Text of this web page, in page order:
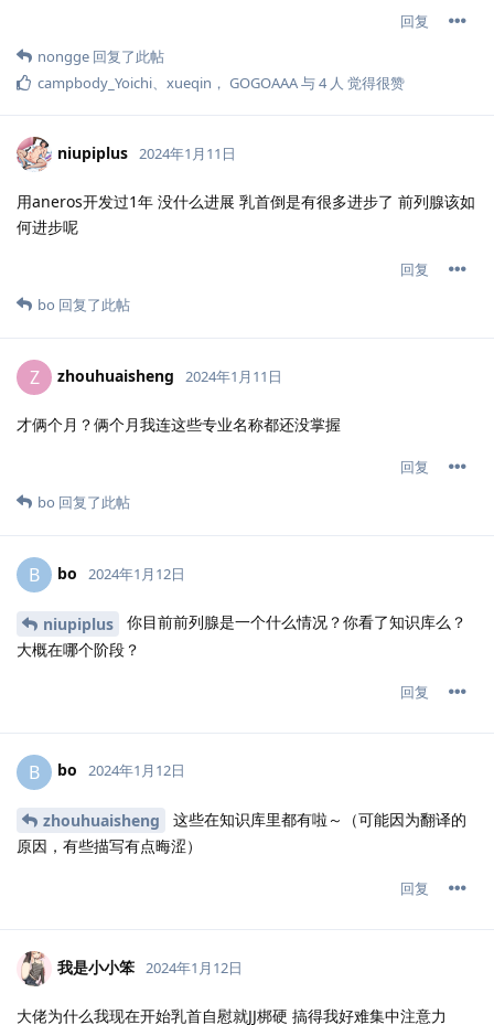
回复
nongge 回复了此帖
campbody_Yoichi、 xueqin ， GOGOAAA与4人 觉得很赞
niupiplus 2024年1月11日
用aneros开发过1年 没什么进展 乳首倒是有很多进步了 前列腺该如
何进步呢
回复
bo 回复了此帖
Z zhouhuaisheng 2024年1月11日
才俩个月？俩个月我连这些专业名称都还没掌握
回复
bo 回复了此帖
B bo 2024年1月12日
niupiplus
你目前前列腺是一个什么情况？你看了知识库么？
大概在哪个阶段？
回复
B bo 2024年1月12日
zhouhuaisheng
这些在知识库里都有啦～（可能因为翻译的
原因，有些描写有点晦涩）
回复
我是小小笨 2024年1月12日
大佬为什么我现在开始乳首自慰就JJ梆硬 搞得我好难集中注意力